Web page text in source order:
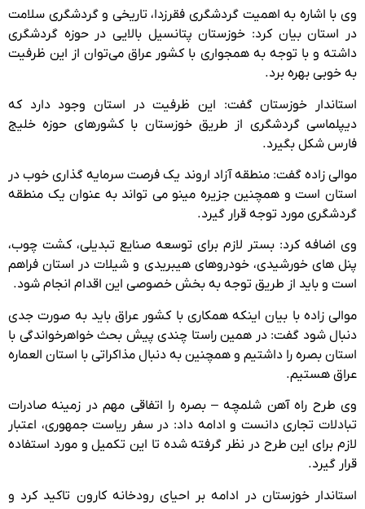
وی با اشاره به اهمیت گردشگری فقرزدا، تاریخی و گردشگری سلامت
در استان بیان کرد: خوزستان پتانسیل بالایی در حوزه گردشگری
داشته و با توجه به همجواری با کشور عراق می‌توان از این ظرفیت
به خوبی بهره برد.
استاندار خوزستان گفت: این ظرفیت در استان وجود دارد که
دیپلماسی گردشگری از طریق خوزستان با کشورهای حوزه خلیج
فارس شکل بگیرد.
موالی زاده گفت: منطقه آزاد اروند یک فرصت سرمایه گذاری خوب در
استان است و همچنین جزیره مینو می تواند به عنوان یک منطقه
گردشگری مورد توجه قرار گیرد.
وی اضافه کرد: بستر لازم برای توسعه صنایع تبدیلی، کشت چوب،
پنل های خورشیدی، خودروهای هیبریدی و شیلات در استان فراهم
است و باید از طریق توجه به بخش خصوصی این اقدام انجام شود.
موالی زاده با بیان اینکه همکاری با کشور عراق باید به صورت جدی
دنبال شود گفت: در همین راستا چندی پیش بحث خواهرخواندگی با
استان بصره را داشتیم و همچنین به دنبال مذاکراتی با استان العماره
عراق هستیم.
وی طرح راه آهن شلمچه – بصره را اتفاقی مهم در زمینه صادرات
تبادلات تجاری دانست و ادامه داد: در سفر ریاست جمهوری، اعتبار
لازم برای این طرح در نظر گرفته شده تا این تکمیل و مورد استفاده
قرار گیرد.
استاندار خوزستان در ادامه بر احیای رودخانه کارون تاکید کرد و